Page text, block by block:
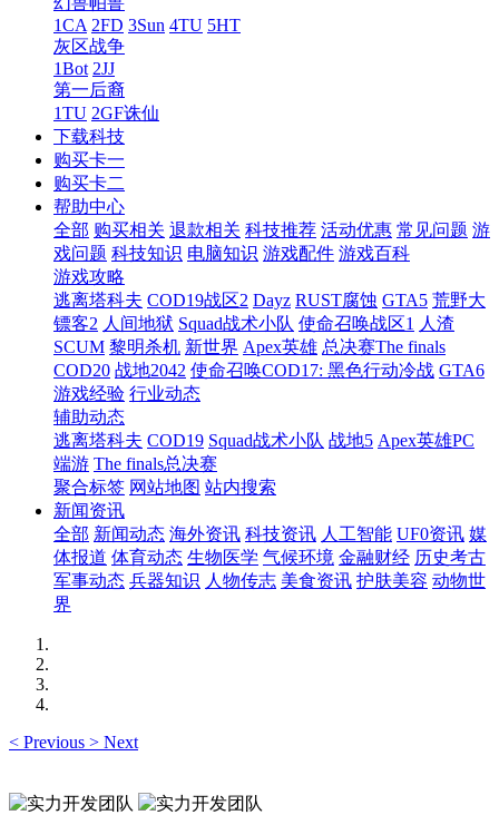
1CA 2FD 3Sun 4TU 5HT
灰区战争
1Bot 2JJ
第一后裔
1TU 2GF诛仙
下载科技
购买卡一
购买卡二
帮助中心
全部 购买相关 退款相关 科技推荐 活动优惠 常见问题 游
戏问题 科技知识 电脑知识 游戏配件 游戏百科
游戏攻略
逃离塔科夫 COD19战区2 Dayz RUST腐蚀 GTA5 荒野大
镖客2 人间地狱 Squad战术小队 使命召唤战区1 人渣
SCUM 黎明杀机 新世界 Apex英雄 总决赛The finals
COD20 战地2042 使命召唤COD17: 黑色行动冷战 GTA6
游戏经验 行业动态
辅助动态
逃离塔科夫 COD19 Squad战术小队 战地5 Apex英雄PC
端游 The finals总决赛
聚合标签 网站地图 站内搜索
新闻资讯
全部 新闻动态 海外资讯 科技资讯 人工智能 UF0资讯 媒
体报道 体育动态 生物医学 气候环境 金融财经 历史考古
军事动态 兵器知识 人物传志 美食资讯 护肤美容 动物世
界
< Previous > Next